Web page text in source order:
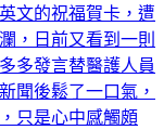
文的祝福賀卡，遭
，日前又看到一則
多發言替醫護人員
聞後鬆了一口氣，
只是心中感觸頗